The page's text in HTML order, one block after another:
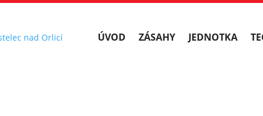
ÚVOD ZÁSAHY JEDNOTKA